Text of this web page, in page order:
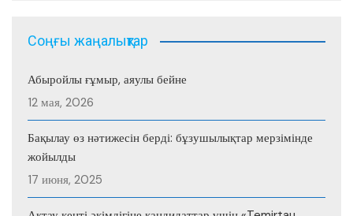
Соңғы жаңалықтар
Абыройлы ғұмыр, аяулы бейне
12 мая, 2026
Бақылау өз нәтижесін берді: бұзушылықтар мерзімінде
жойылды
17 июня, 2025